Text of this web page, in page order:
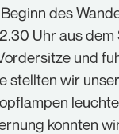
des
Uhr aus dem
und
stellten wir
konnten